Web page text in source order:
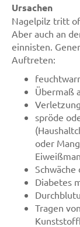
Ursachen
Nagelpilz tritt
Aber auch an
einnisten.
Auftreten:
Übermaß
spröde
oder
Schwäche
Diabetes
Tragen